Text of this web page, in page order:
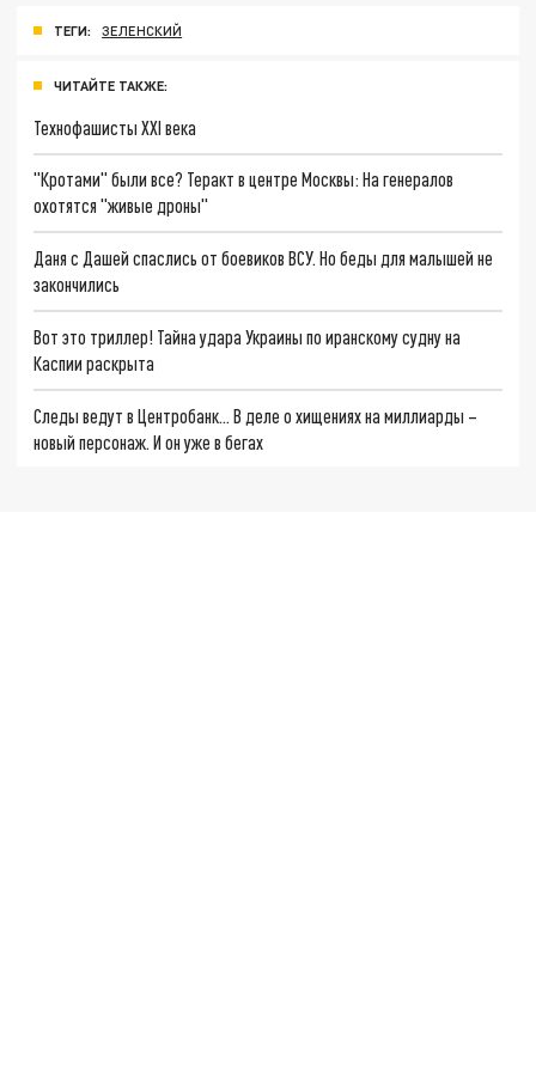
ТЕГИ: ЗЕЛЕНСКИЙ
ЧИТАЙТЕ ТАКЖЕ:
Технофашисты XXI века
"Кротами" были все? Теракт в центре Москвы: На генералов
охотятся "живые дроны"
Даня с Дашей спаслись от боевиков ВСУ. Но беды для малышей не
закончились
Вот это триллер! Тайна удара Украины по иранскому судну на
Каспии раскрыта
Следы ведут в Центробанк… В деле о хищениях на миллиарды –
новый персонаж. И он уже в бегах